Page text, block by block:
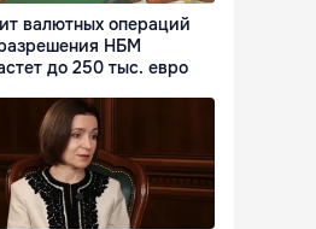
валютных операций
НБМ
до 250 тыс. евро